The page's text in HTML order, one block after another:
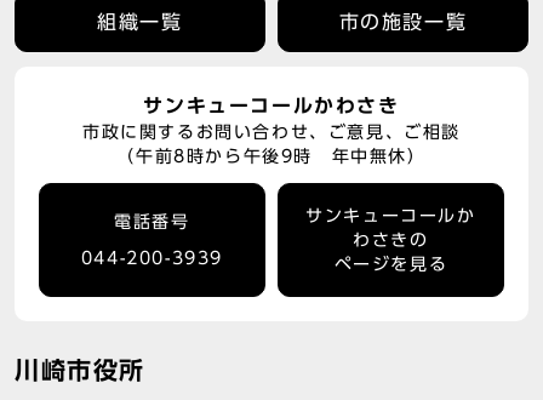
組織一覧 市の施設一覧
サンキューコールかわさき
市政に関するお問い合わせ、ご意見、ご相談
（午前8時から午後9時 年中無休）
電話番号
044-200-3939
サンキューコールか
わさきの
ページを見る
川崎市役所